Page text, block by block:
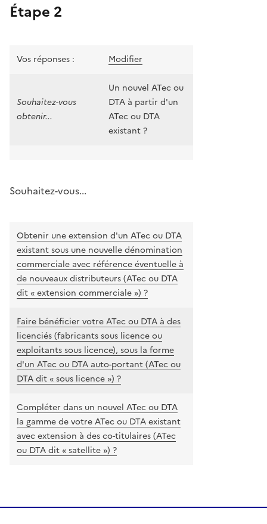
Étape 2
Vos réponses : Modifier
Souhaitez-vous
obtenir...
Un nouvel ATec ou
DTA à partir d'un
ATec ou DTA
existant ?
Souhaitez-vous...
Obtenir une extension d'un ATec ou DTA
existant sous une nouvelle dénomination
commerciale avec référence éventuelle à
de nouveaux distributeurs (ATec ou DTA
dit « extension commerciale ») ?
Faire bénéficier votre ATec ou DTA à des
licenciés (fabricants sous licence ou
exploitants sous licence), sous la forme
d'un ATec ou DTA auto-portant (ATec ou
DTA dit « sous licence ») ?
Compléter dans un nouvel ATec ou DTA
la gamme de votre ATec ou DTA existant
avec extension à des co-titulaires (ATec
ou DTA dit « satellite ») ?